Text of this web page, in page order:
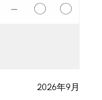
+
アのご用意が４脚しかな
－ ◯ ◯
2026年9月